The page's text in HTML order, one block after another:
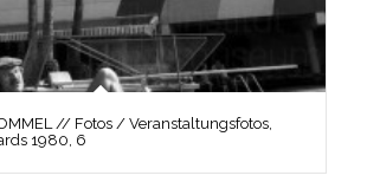
// Fotos / Veranstaltungsfotos,
1980, 6